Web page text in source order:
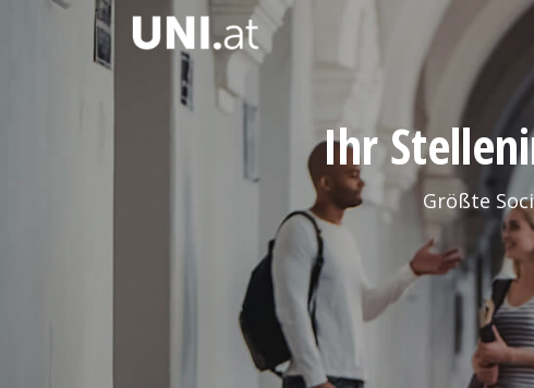
Ihr
Größte